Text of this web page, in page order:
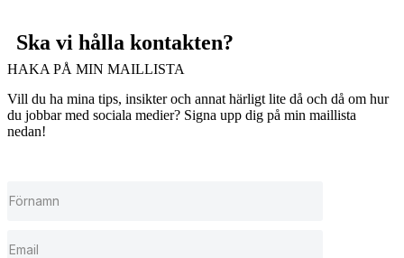
Ska vi hålla kontakten?
HAKA PÅ MIN MAILLISTA
Vill du ha mina tips, insikter och annat härligt lite då och då om hur
du jobbar med sociala medier? Signa upp dig på min maillista
nedan!